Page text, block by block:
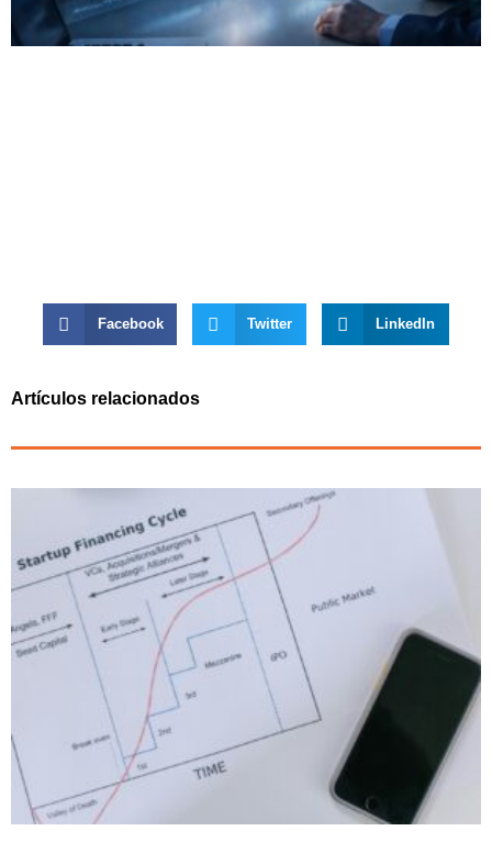
Facebook Twitter LinkedIn
Artículos relacionados